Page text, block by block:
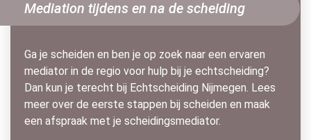
Mediation tijdens en na de scheiding
Ga je scheiden en ben je op zoek naar een ervaren
mediator in de regio voor hulp bij je echtscheiding?
Dan kun je terecht bij Echtscheiding Nijmegen. Lees
meer over de eerste stappen bij scheiden en maak
een afspraak met je scheidingsmediator.